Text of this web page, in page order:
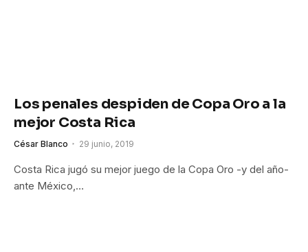
Los penales despiden de Copa Oro a la
mejor Costa Rica
César Blanco 29 junio, 2019
Costa Rica jugó su mejor juego de la Copa Oro -y del año-
ante México,…